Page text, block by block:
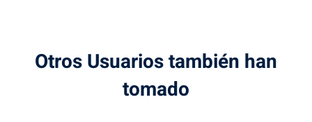
Otros Usuarios también han
tomado